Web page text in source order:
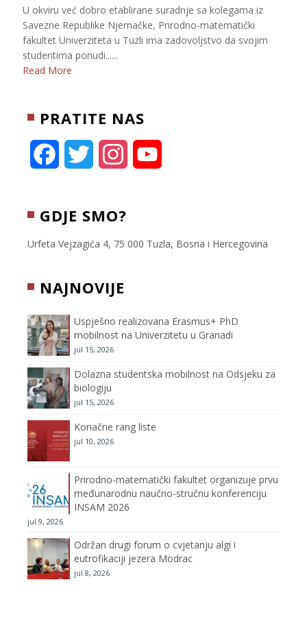
U okviru već dobro etablirane suradnje sa kolegama iz
Savezne Republike Njemačke, Prirodno-matematički
fakultet Univerziteta u Tuzli ima zadovoljstvo da svojim
studentima ponudi......
Read More
PRATITE NAS
c
e
o
o
k
i
t
e
r
t
r
T
e
e
GDJE SMO?
Urfeta Vejzagića 4, 75 000 Tuzla, Bosna i Hercegovina
NAJNOVIJE
Uspješno realizovana Erasmus+ PhD
mobilnost na Univerzitetu u Granadi
jul 15, 2026
Dolazna studentska mobilnost na Odsjeku za
biologiju
jul 15, 2026
Konačne rang liste
jul 10, 2026
Prirodno-matematički fakultet organizuje prvu
međunarodnu naučno-stručnu konferenciju
INSAM 2026
jul 9, 2026
Održan drugi forum o cvjetanju algi i
eutrofikaciji jezera Modrac
jul 8, 2026